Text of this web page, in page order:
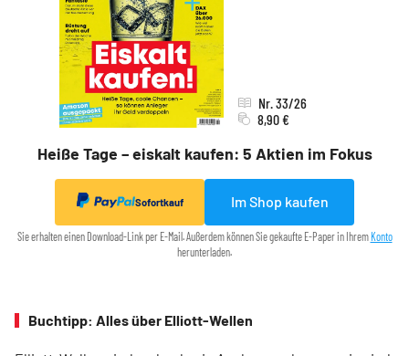
Heiße Tage – eiskalt kaufen: 5 Aktien im Fokus
Nr. 33/26
8,90 €
Sofortkauf Im Shop kaufen
Sie erhalten einen Download-Link per E-Mail. Außerdem können Sie gekaufte E-Paper in IhremKonto
herunterladen.
Buchtipp: Alles über Elliott-Wellen